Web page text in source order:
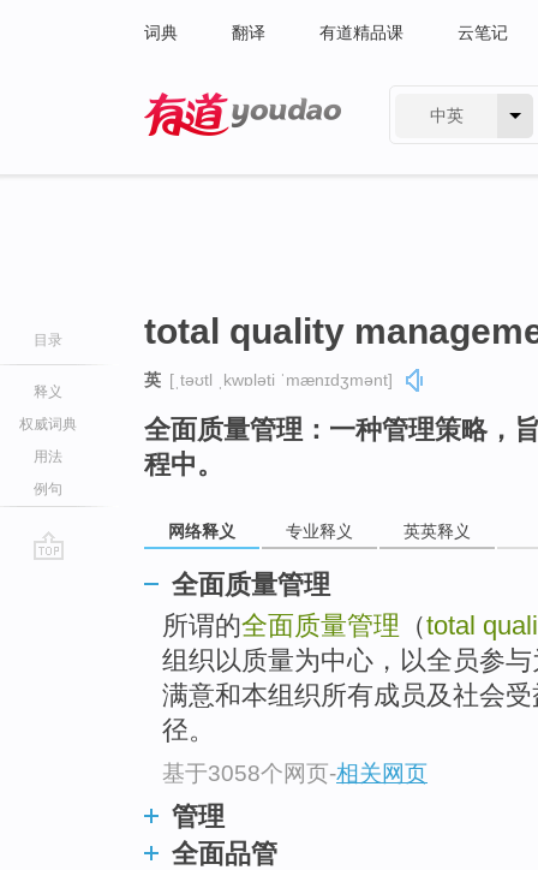
词典 翻译 有道精品课 云笔记
中英
目录
释义
权威词典
用法
例句
total quality
英 [ˌtəʊtl ˌkwɒləti ˈmænɪdʒmənt]
全面质量管理：一种管理策略，
程中。
网络释义 专业释义 英英释义
全面质量管理
所谓的全面质量管理 （total
组织以质量为中心，以全员参
满意和本组织所有成员及社会
径。
基于3058个网页-相关网页
管理
全面品管